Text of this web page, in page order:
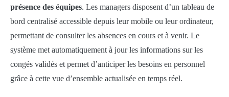
présence des équipes. Les managers disposent d’un tableau de
bord centralisé accessible depuis leur mobile ou leur ordinateur,
permettant de consulter les absences en cours et à venir. Le
système met automatiquement à jour les informations sur les
congés validés et permet d’anticiper les besoins en personnel
grâce à cette vue d’ensemble actualisée en temps réel.